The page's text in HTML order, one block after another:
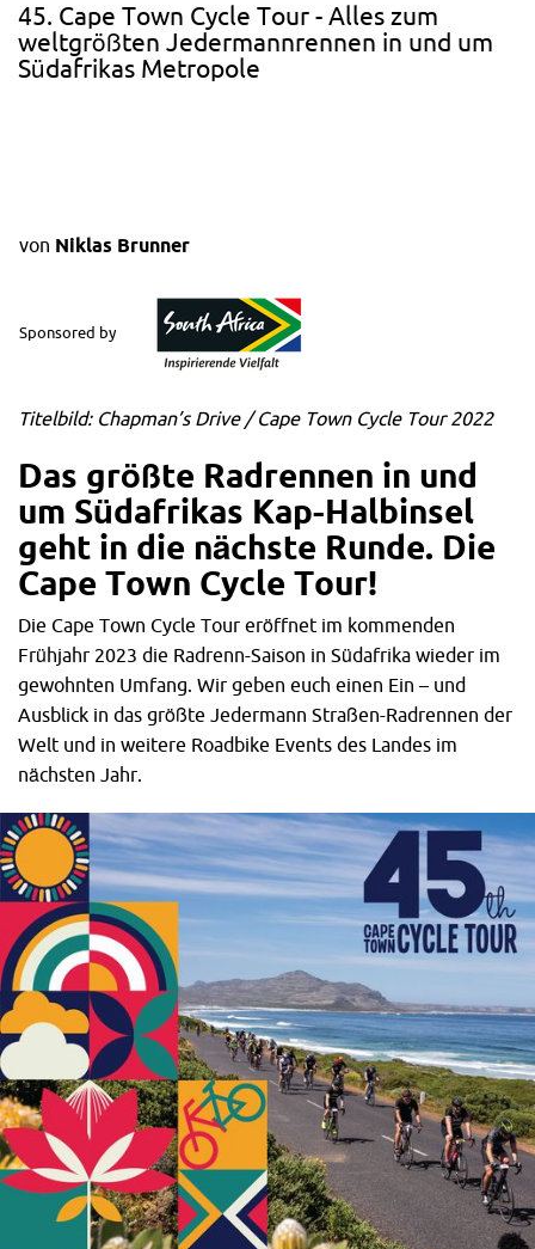
45. Cape Town Cycle Tour - Alles zum
weltgrößten Jedermannrennen in und um
Südafrikas Metropole
von Niklas Brunner
Sponsored by
Titelbild: Chapman’s Drive / Cape Town Cycle Tour 2022
Das größte Radrennen in und
um Südafrikas Kap-Halbinsel
geht in die nächste Runde. Die
Cape Town Cycle Tour!
Die Cape Town Cycle Tour eröffnet im kommenden
Frühjahr 2023 die Radrenn-Saison in Südafrika wieder im
gewohnten Umfang. Wir geben euch einen Ein – und
Ausblick in das größte Jedermann Straßen-Radrennen der
Welt und in weitere Roadbike Events des Landes im
nächsten Jahr.